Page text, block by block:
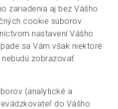
zariadenia aj bez Vášho
cookie súborov
nastavení Vášho
sa Vám však niektoré
zobrazovať
(analytické a
do Vášho